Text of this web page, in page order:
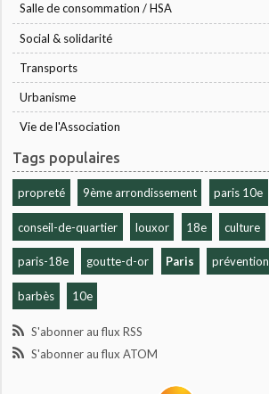
Salle de consommation / HSA
Social & solidarité
Transports
Urbanisme
Vie de l'Association
Tags populaires
propreté 9ème arrondissement paris 10e
conseil-de-quartier louxor 18e culture
paris-18e goutte-d-or Paris prévention
barbès 10e
S'abonner au flux RSS
S'abonner au flux ATOM